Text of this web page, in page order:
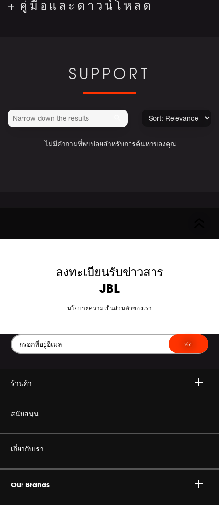
คู่มือและดาวน์โหลด
SUPPORT
ไม่มีคำถามที่พบบ่อยสำหรับการค้นหาของคุณ
ลงทะเบียนรับข่าวสาร
JBL
นโยบายความเป็นส่วนตัวของเรา
ส่ง
ร้านค้า
ไวเลส
เฮดโฟน
Gaming
สนับสนุน
ซื้อของแท้
ร้านค้าตัวแทนจำหน่ายอย่างเป็นทางการ
เกี่ยวกับเรา
Our Brands